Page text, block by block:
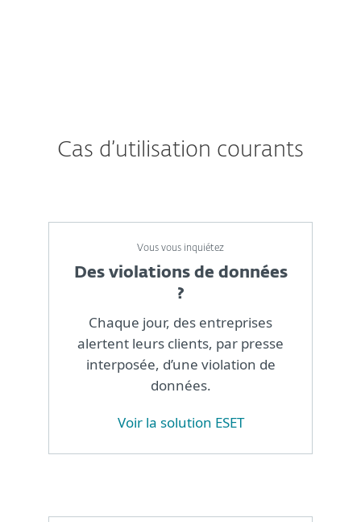
Cas d’utilisation courants
Vous vous inquiétez
Des violations de données
?
Chaque jour, des entreprises
alertent leurs clients, par presse
interposée, d’une violation de
données.
Voir la solution ESET